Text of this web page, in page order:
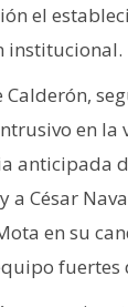
el
institucional.
Calderón,
en la
anticipada
a César
en su